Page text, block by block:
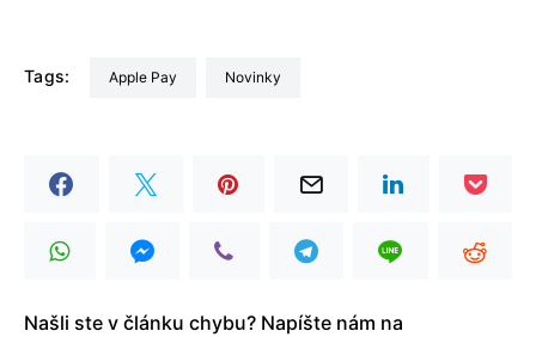
Tags: Apple Pay Novinky
Našli ste v článku chybu? Napíšte nám na